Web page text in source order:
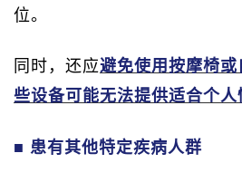
位。
同时，还应避免使用按摩椅
些设备可能无法提供适合个
■ 患有其他特定疾病人群